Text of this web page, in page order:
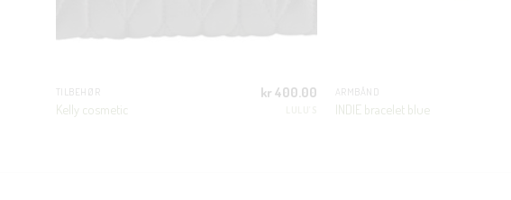
TILBEHØR
Kelly cosmetic
kr 400.00 ARMBÅND
INDIE bracelet blue
Bli en del av